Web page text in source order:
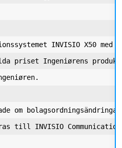
INVISIO X50
priset Ingeniørens
om
till INVISIO